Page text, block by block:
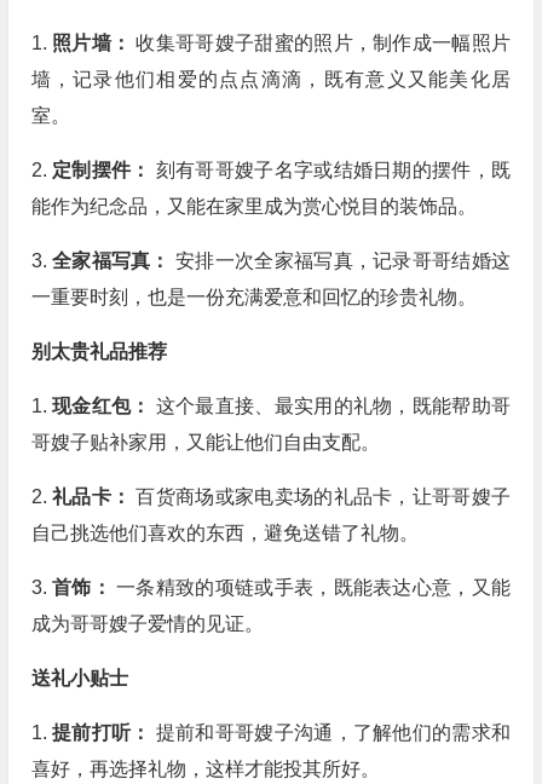
1. 照片墙：收集哥哥嫂子甜蜜的照片，制作成一幅照片
墙，记录他们相爱的点点滴滴，既有意义又能美化居
室。
2. 定制摆件： 刻有哥哥嫂子名字或结婚日期的摆件，既
能作为纪念品，又能在家里成为赏心悦目的装饰品。
3. 全家福写真：安排一次全家福写真，记录哥哥结婚这
一重要时刻，也是一份充满爱意和回忆的珍贵礼物。
别太贵礼品推荐
1. 现金红包： 这个最直接、最实用的礼物，既能帮助哥
哥嫂子贴补家用，又能让他们自由支配。
2. 礼品卡：百货商场或家电卖场的礼品卡，让哥哥嫂子
自己挑选他们喜欢的东西，避免送错了礼物。
3. 首饰：一条精致的项链或手表，既能表达心意，又能
成为哥哥嫂子爱情的见证。
送礼小贴士
1. 提前打听： 提前和哥哥嫂子沟通，了解他们的需求和
喜好，再选择礼物，这样才能投其所好。